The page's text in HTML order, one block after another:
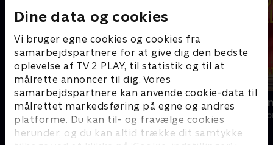
Dine data og cookies
Vi bruger egne cookies og cookies fra
samarbejdspartnere for at give dig den bedste
oplevelse af TV 2 PLAY, til statistik og til at
målrette annoncer til dig. Vores
samarbejdspartnere kan anvende cookie-data til
målrettet markedsføring på egne og andres
platforme. Du kan til- og fravælge cookies
herunder, og du kan altid trække dit samtykke
Ryd op i dit liv
Livsstil • 6 sæsoner
Linde på
Livsstil • 5